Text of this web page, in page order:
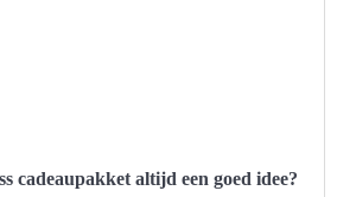
cadeaupakket altijd een goed idee?